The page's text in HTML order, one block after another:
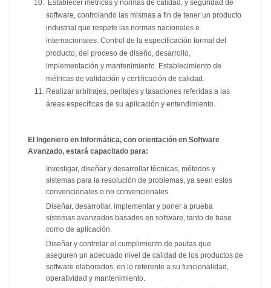
Establecer métricas y normas de calidad, y seguridad de
software, controlando las mismas a fin de tener un producto
industrial que respete las normas nacionales e
internacionales. Control de la especificación formal del
producto, del proceso de diseño, desarrollo,
implementación y mantenimiento. Establecimiento de
métricas de validación y certificación de calidad.
Realizar arbitrajes, peritajes y tasaciones referidas a las
áreas específicas de su aplicación y entendimiento.
El Ingeniero en Informática, con orientación en Software
Avanzado, estará capacitado para:
Investigar, diseñar y desarrollar técnicas, métodos y
sistemas para la resolución de problemas, ya sean estos
convencionales o no convencionales.
Diseñar, desarrollar, implementar y poner a prueba
sistemas avanzados basados en software, tanto de base
como de aplicación.
Diseñar y controlar el cumplimiento de pautas que
aseguren un adecuado nivel de calidad de los productos de
software elaborados, en lo referente a su funcionalidad,
operatividad y mantenimiento.